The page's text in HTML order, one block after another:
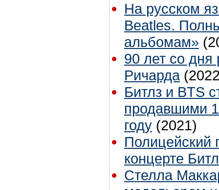
На русском
Beatles.
альбомам»
90 лет со дня
Ричарда
Битлз и BTS
продавшими
году (2021)
Полицейский
концерте
Стелла